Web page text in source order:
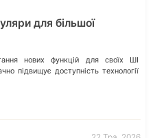
для більшої
нових функцій для своїх ШІ
підвищує доступність технології